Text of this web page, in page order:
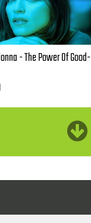
- The Power Of Good-